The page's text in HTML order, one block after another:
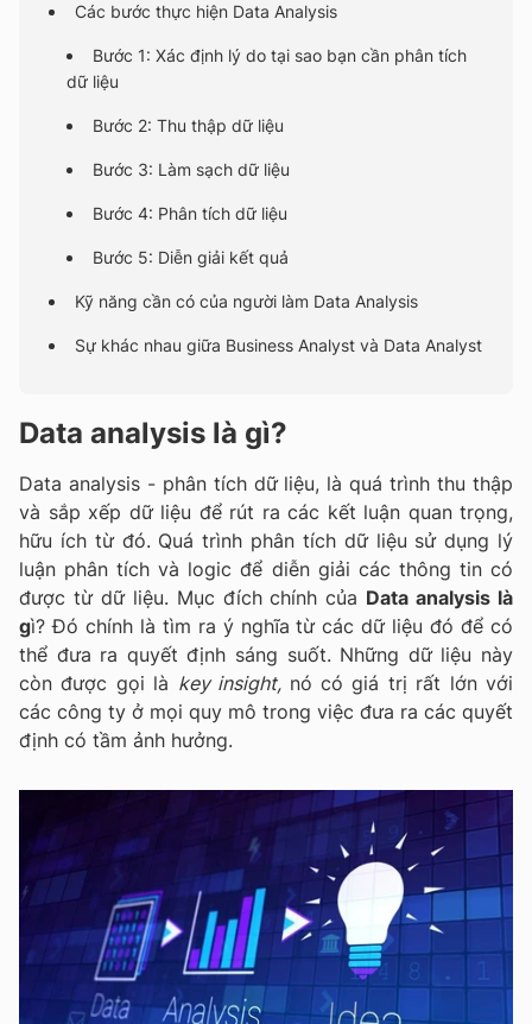
Các bước thực hiện Data Analysis
Bước 1: Xác định lý do tại sao bạn cần phân tích
dữ liệu
Bước 2: Thu thập dữ liệu
Bước 3: Làm sạch dữ liệu
Bước 4: Phân tích dữ liệu
Bước 5: Diễn giải kết quả
Kỹ năng cần có của người làm Data Analysis
Sự khác nhau giữa Business Analyst và Data Analyst
Data analysis là gì?
Data analysis - phân tích dữ liệu, là quá trình thu thập
và sắp xếp dữ liệu để rút ra các kết luận quan trọng,
hữu ích từ đó. Quá trình phân tích dữ liệu sử dụng lý
luận phân tích và logic để diễn giải các thông tin có
được từ dữ liệu. Mục đích chính của Data analysis là
gì? Đó chính là tìm ra ý nghĩa từ các dữ liệu đó để có
thể đưa ra quyết định sáng suốt. Những dữ liệu này
còn được gọi là key insight, nó có giá trị rất lớn với
các công ty ở mọi quy mô trong việc đưa ra các quyết
định có tầm ảnh hưởng.